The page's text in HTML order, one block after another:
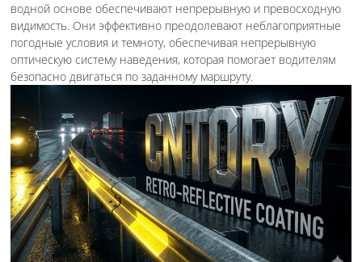
водной основе обеспечивают непрерывную и превосходную
видимость. Они эффективно преодолевают неблагоприятные
погодные условия и темноту, обеспечивая непрерывную
оптическую систему наведения, которая помогает водителям
безопасно двигаться по заданному маршруту.